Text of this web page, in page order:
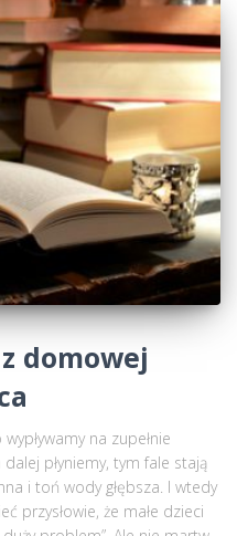
domowej
na zupełnie
płyniemy, tym fale stają
i toń wody głębsza. I wtedy
przysłowie, że małe dzieci